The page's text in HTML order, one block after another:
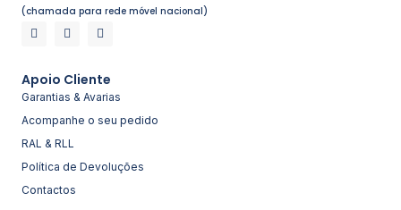
(chamada para rede móvel nacional)
Apoio Cliente
Garantias & Avarias
Acompanhe o seu pedido
RAL & RLL
Política de Devoluções
Contactos